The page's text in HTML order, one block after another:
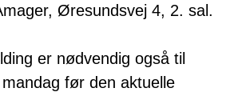
Øresundsvej 4, 2. sal.
er nødvendig også til
før den aktuelle